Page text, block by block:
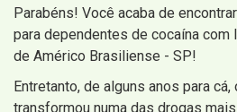
Parabéns! Você acaba de
para dependentes de cocaína com
de Américo Brasiliense - SP!
Entretanto, de alguns anos para
transformou numa das drogas